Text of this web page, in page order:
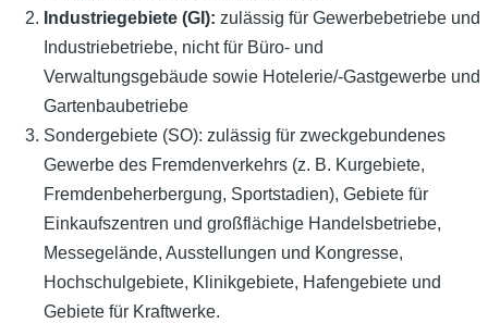
Industriegebiete (GI): zulässig für Gewerbebetriebe und
Industriebetriebe, nicht für Büro- und
Verwaltungsgebäude sowie Hotelerie/-Gastgewerbe und
Gartenbaubetriebe
Sondergebiete (SO): zulässig für zweckgebundenes
Gewerbe des Fremdenverkehrs (z. B. Kurgebiete,
Fremdenbeherbergung, Sportstadien), Gebiete für
Einkaufszentren und großflächige Handelsbetriebe,
Messegelände, Ausstellungen und Kongresse,
Hochschulgebiete, Klinikgebiete, Hafengebiete und
Gebiete für Kraftwerke.